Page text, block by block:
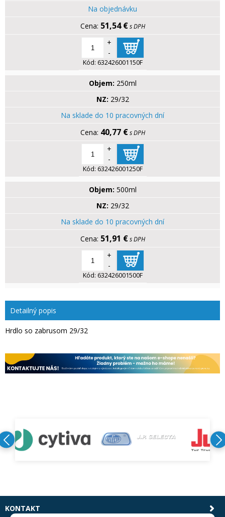
Na objednávku
51,54 € s DPH
+
-
Kód: 632426001150F
Objem: 250ml
NZ: 29/32
Na sklade do 10 pracovných dní
40,77 € s DPH
+
-
Kód: 632426001250F
Objem: 500ml
NZ: 29/32
Na sklade do 10 pracovných dní
51,91 € s DPH
+
-
Kód: 632426001500F
Detailný popis
Hrdlo so zabrusom 29/32
KONTAKT